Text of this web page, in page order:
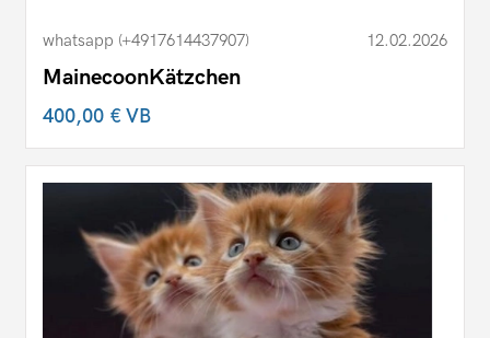
whatsapp (+4917614437907) 12.02.2026
MainecoonKätzchen
400,00 €VB